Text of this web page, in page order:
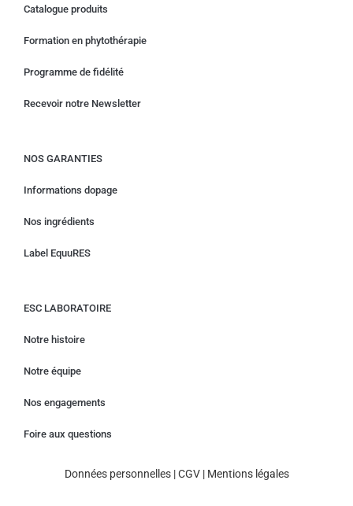
Catalogue produits
Formation en phytothérapie
Programme de fidélité
Recevoir notre Newsletter
NOS GARANTIES
Informations dopage
Nos ingrédients
Label EquuRES
ESC LABORATOIRE
Notre histoire
Notre équipe
Nos engagements
Foire aux questions
Données personnelles|CGV| Mentions légales